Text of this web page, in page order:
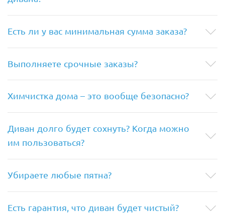
Есть ли у вас минимальная сумма заказа?
Выполняете срочные заказы?
Химчистка дома – это вообще безопасно?
Диван долго будет сохнуть? Когда можно
им пользоваться?
Убираете любые пятна?
Есть гарантия, что диван будет чистый?